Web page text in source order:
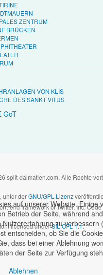
ZENTRUM
BRÜCKEN
VON KLIS
DES SANKT VITUS
GoT
split-dalmatien.com. Alle Rechte
unter derGNU/GPL-Lizenz
end framework of Twitter, Inc.
licensed underSIL OFL 1.1.
auf unserer Website. Einige
Betrieb der Seite, während
Nutzererfahrung zu verbessern
entscheiden, ob Sie die
dass bei einer Ablehnung
der Seite zur Verfügung
Ablehnen